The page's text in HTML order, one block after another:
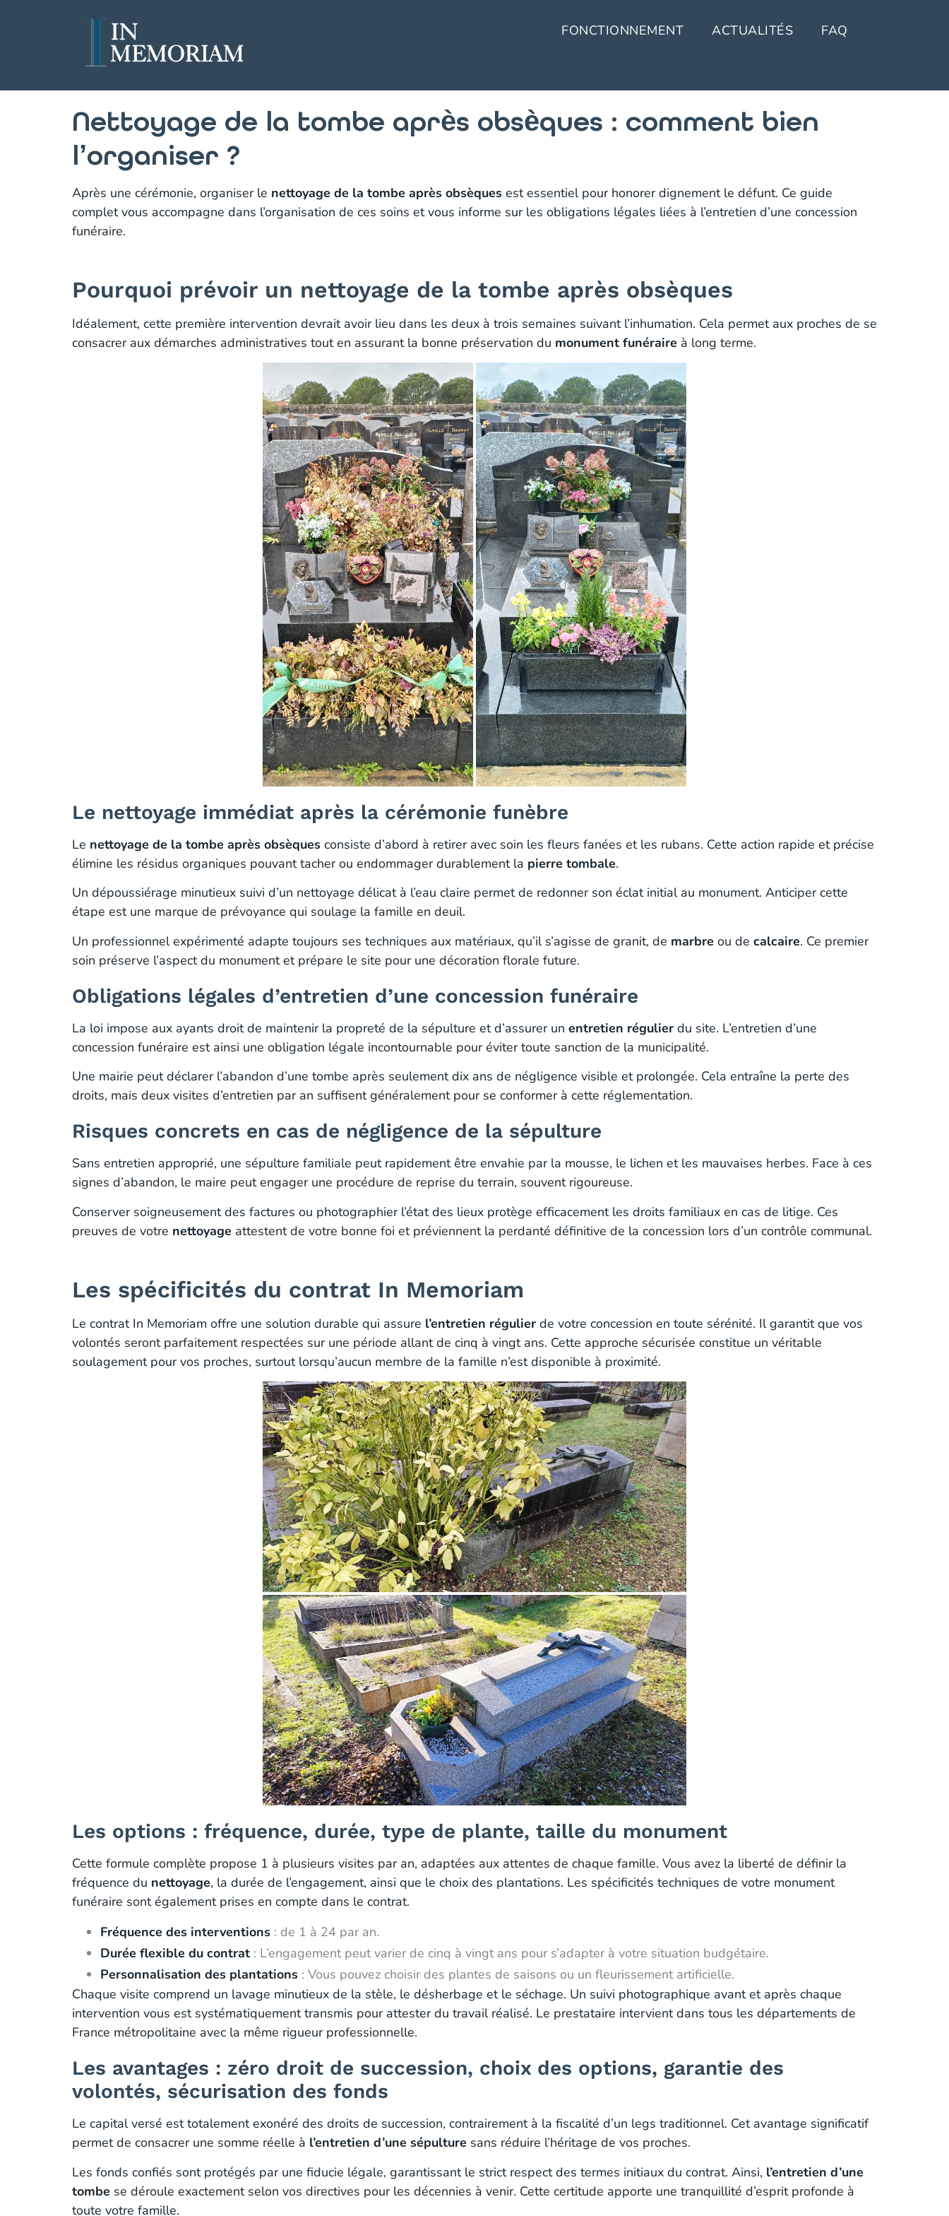
FONCTIONNEMENT ACTUALITÉS FAQ
Nettoyage de la tombe après obsèques : comment bien
l’organiser ?
Après une cérémonie, organiser le nettoyage de la tombe après obsèques est essentiel pour honorer dignement le défunt. Ce guide
complet vous accompagne dans l’organisation de ces soins et vous informe sur les obligations légales liées à l’entretien d’une concession
funéraire.
Pourquoi prévoir un nettoyage de la tombe après obsèques
Idéalement, cette première intervention devrait avoir lieu dans les deux à trois semaines suivant l’inhumation. Cela permet aux proches de se
consacrer aux démarches administratives tout en assurant la bonne préservation du monument funéraire à long terme.
Le nettoyage immédiat après la cérémonie funèbre
Le nettoyage de la tombe après obsèques consiste d’abord à retirer avec soin les fleurs fanées et les rubans. Cette action rapide et précise
élimine les résidus organiques pouvant tacher ou endommager durablement la pierre tombale.
Un dépoussiérage minutieux suivi d’un nettoyage délicat à l’eau claire permet de redonner son éclat initial au monument. Anticiper cette
étape est une marque de prévoyance qui soulage la famille en deuil.
Un professionnel expérimenté adapte toujours ses techniques aux matériaux, qu’il s’agisse de granit, de marbre ou de calcaire. Ce premier
soin préserve l’aspect du monument et prépare le site pour une décoration florale future.
Obligations légales d’entretien d’une concession funéraire
La loi impose aux ayants droit de maintenir la propreté de la sépulture et d’assurer un entretien régulier du site. L’entretien d’une
concession funéraire est ainsi une obligation légale incontournable pour éviter toute sanction de la municipalité.
Une mairie peut déclarer l’abandon d’une tombe après seulement dix ans de négligence visible et prolongée. Cela entraîne la perte des
droits, mais deux visites d’entretien par an suffisent généralement pour se conformer à cette réglementation.
Risques concrets en cas de négligence de la sépulture
Sans entretien approprié, une sépulture familiale peut rapidement être envahie par la mousse, le lichen et les mauvaises herbes. Face à ces
signes d’abandon, le maire peut engager une procédure de reprise du terrain, souvent rigoureuse.
Conserver soigneusement des factures ou photographier l’état des lieux protège efficacement les droits familiaux en cas de litige. Ces
preuves de votre nettoyage attestent de votre bonne foi et préviennent la perdanté définitive de la concession lors d’un contrôle communal.
Les spécificités du contrat In Memoriam
Le contrat In Memoriam offre une solution durable qui assure l’entretien régulier de votre concession en toute sérénité. Il garantit que vos
volontés seront parfaitement respectées sur une période allant de cinq à vingt ans. Cette approche sécurisée constitue un véritable
soulagement pour vos proches, surtout lorsqu’aucun membre de la famille n’est disponible à proximité.
Les options : fréquence, durée, type de plante, taille du monument
Cette formule complète propose 1 à plusieurs visites par an, adaptées aux attentes de chaque famille. Vous avez la liberté de définir la
fréquence du nettoyage, la durée de l’engagement, ainsi que le choix des plantations. Les spécificités techniques de votre monument
funéraire sont également prises en compte dans le contrat.
Fréquence des interventions : de 1 à 24 par an.
Durée flexible du contrat : L’engagement peut varier de cinq à vingt ans pour s’adapter à votre situation budgétaire.
Personnalisation des plantations : Vous pouvez choisir des plantes de saisons ou un fleurissement artificielle.
Chaque visite comprend un lavage minutieux de la stèle, le désherbage et le séchage. Un suivi photographique avant et après chaque
intervention vous est systématiquement transmis pour attester du travail réalisé. Le prestataire intervient dans tous les départements de
France métropolitaine avec la même rigueur professionnelle.
Les avantages : zéro droit de succession, choix des options, garantie des
volontés, sécurisation des fonds
Le capital versé est totalement exonéré des droits de succession, contrairement à la fiscalité d’un legs traditionnel. Cet avantage significatif
permet de consacrer une somme réelle à l’entretien d’une sépulture sans réduire l’héritage de vos proches.
Les fonds confiés sont protégés par une fiducie légale, garantissant le strict respect des termes initiaux du contrat. Ainsi, l’entretien d’une
tombe se déroule exactement selon vos directives pour les décennies à venir. Cette certitude apporte une tranquillité d’esprit profonde à
toute votre famille.